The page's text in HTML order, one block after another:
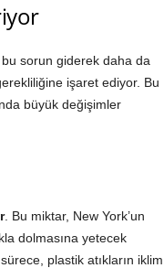
sorun giderek daha da
işaret ediyor. Bu
büyük değişimler
. Bu miktar, New York’un
dolmasına yetecek
plastik atıkların iklim